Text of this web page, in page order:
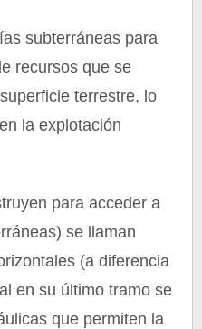
subterráneas para
recursos que se
terrestre, lo
la explotación
para acceder a
se llaman
(a diferencia
en su último tramo se
que permiten la